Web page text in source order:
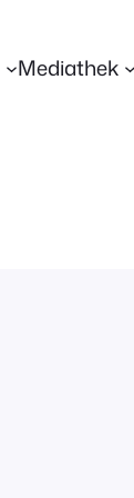
Mediathek